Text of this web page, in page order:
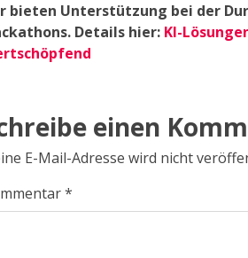
bieten Unterstützung bei der
Details hier: KI-
einen
E-Mail-Adresse wird nicht
*